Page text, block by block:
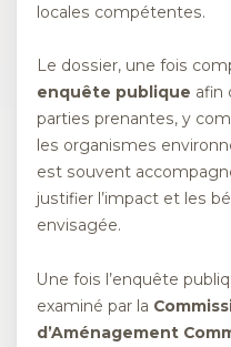
locales compétentes.
Le dossier, une fois
enquête publique afin
parties prenantes, y
les organismes
est souvent
justifier l’impact et les
envisagée.
Une fois l’enquête
examiné par la
d’Aménagement